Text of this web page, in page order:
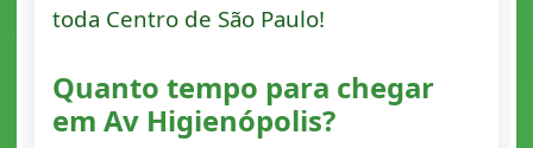
toda Centro de São Paulo!
Quanto tempo para chegar
em Av Higienópolis?